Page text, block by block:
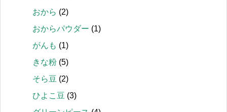
おから (2)
おからパウダー (1)
がんも (1)
きな粉 (5)
そら豆 (2)
ひよこ豆 (3)